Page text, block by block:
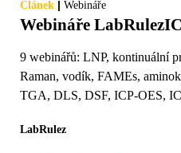
Článek | Webináře
Webináře
9 webinářů: LNP, kontinuální
Raman, vodík, FAMEs,
TGA, DLS, DSF, ICP-OES,
LabRulez